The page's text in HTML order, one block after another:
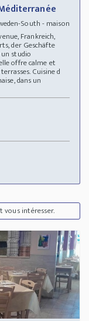
South - maison
Frankreich,
der Geschäfte
studio
offre calme et
Cuisine d
dans un
vous intéresser.